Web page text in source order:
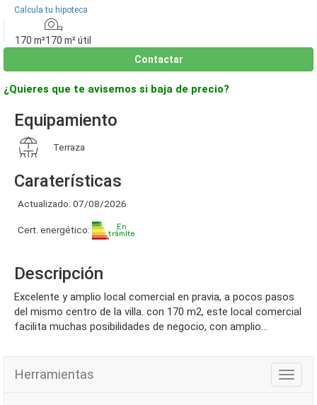
Calcula tu hipoteca
170 m²170 m² útil
Contactar
¿Quieres que te avisemos si baja de precio?
Equipamiento
Terraza
Caraterísticas
Actualizado: 07/08/2026
Cert. energético:
Descripción
excelente y amplio local comercial en pravia, a pocos pasos
del mismo centro de la villa. con 170 m2, este local comercial
facilita muchas posibilidades de negocio, con amplio...
Herramientas